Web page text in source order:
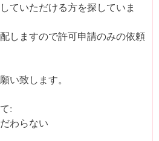
ていただける方を探していま
しますので許可申請のみの依頼
い致します。
:
わらない